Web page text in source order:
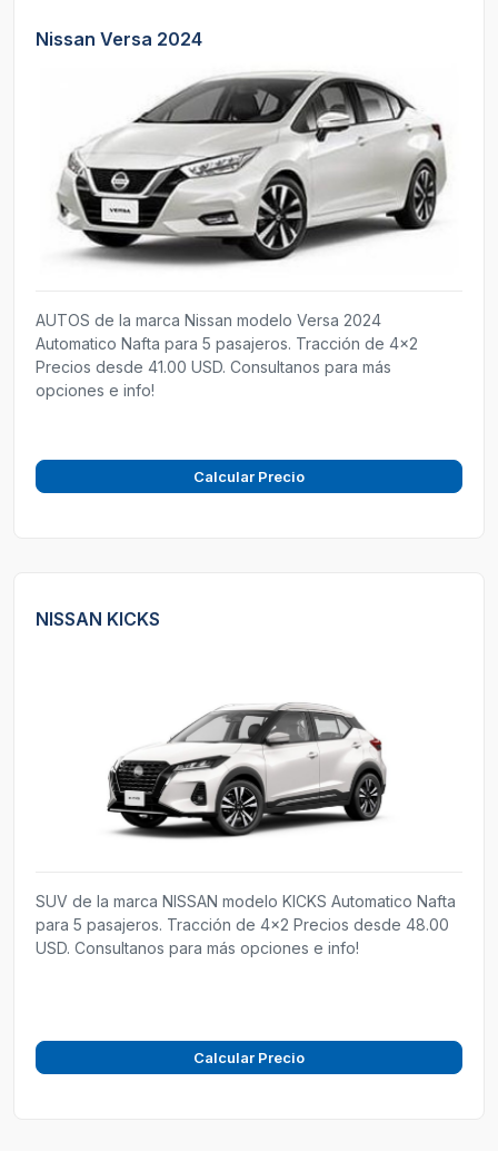
Nissan Versa 2024
AUTOS de la marca Nissan modelo Versa 2024
Automatico Nafta para 5 pasajeros. Tracción de 4x2
Precios desde 41.00 USD. Consultanos para más
opciones e info!
Calcular Precio
NISSAN KICKS
SUV de la marca NISSAN modelo KICKS Automatico Nafta
para 5 pasajeros. Tracción de 4x2 Precios desde 48.00
USD. Consultanos para más opciones e info!
Calcular Precio